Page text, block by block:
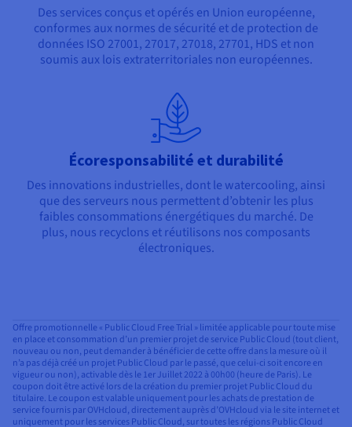
Des services conçus et opérés en Union européenne,
conformes aux normes de sécurité et de protection de
données ISO 27001, 27017, 27018, 27701, HDS et non
soumis aux lois extraterritoriales non européennes.
Écoresponsabilité et durabilité
Des innovations industrielles, dont le watercooling, ainsi
que des serveurs nous permettent d’obtenir les plus
faibles consommations énergétiques du marché. De
plus, nous recyclons et réutilisons nos composants
électroniques.
Offre promotionnelle « Public Cloud Free Trial » limitée applicable pour toute mise
en place et consommation d’un premier projet de service Public Cloud (tout client,
nouveau ou non, peut demander à bénéficier de cette offre dans la mesure où il
n’a pas déjà créé un projet Public Cloud par le passé, que celui-ci soit encore en
vigueur ou non), activable dès le 1er Juillet 2022 à 00h00 (heure de Paris). Le
coupon doit être activé lors de la création du premier projet Public Cloud du
titulaire. Le coupon est valable uniquement pour les achats de prestation de
service fournis par OVHcloud, directement auprès d’OVHcloud via le site internet et
uniquement pour les services Public Cloud, sur toutes les régions Public Cloud